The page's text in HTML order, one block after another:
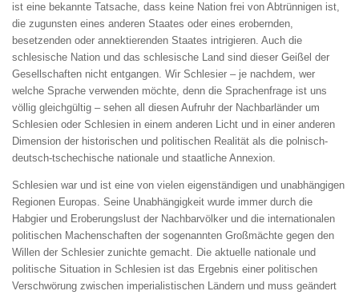
ist eine bekannte Tatsache, dass keine Nation frei von Abtrünnigen ist,
die zugunsten eines anderen Staates oder eines erobernden,
besetzenden oder annektierenden Staates intrigieren. Auch die
schlesische Nation und das schlesische Land sind dieser Geißel der
Gesellschaften nicht entgangen. Wir Schlesier – je nachdem, wer
welche Sprache verwenden möchte, denn die Sprachenfrage ist uns
völlig gleichgültig – sehen all diesen Aufruhr der Nachbarländer um
Schlesien oder Schlesien in einem anderen Licht und in einer anderen
Dimension der historischen und politischen Realität als die polnisch-
deutsch-tschechische nationale und staatliche Annexion.
Schlesien war und ist eine von vielen eigenständigen und unabhängigen
Regionen Europas. Seine Unabhängigkeit wurde immer durch die
Habgier und Eroberungslust der Nachbarvölker und die internationalen
politischen Machenschaften der sogenannten Großmächte gegen den
Willen der Schlesier zunichte gemacht. Die aktuelle nationale und
politische Situation in Schlesien ist das Ergebnis einer politischen
Verschwörung zwischen imperialistischen Ländern und muss geändert